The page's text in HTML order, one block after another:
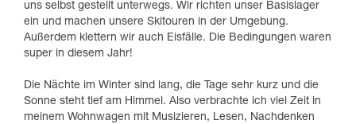
uns selbst gestellt unterwegs. Wir richten unser Basislager
ein und machen unsere Skitouren in der Umgebung.
Außerdem klettern wir auch Eisfälle. Die Bedingungen waren
super in diesem Jahr!
Die Nächte im Winter sind lang, die Tage sehr kurz und die
Sonne steht tief am Himmel. Also verbrachte ich viel Zeit in
meinem Wohnwagen mit Musizieren, Lesen, Nachdenken